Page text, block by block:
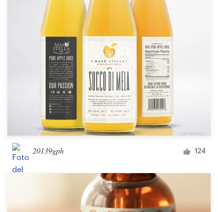
20139gph 124